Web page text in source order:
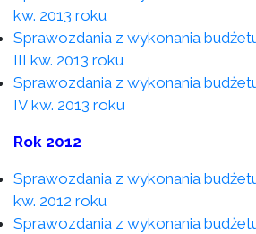
kw. 2013 roku
Sprawozdania z wykonania
III kw. 2013 roku
Sprawozdania z wykonania
IV kw. 2013 roku
Rok 2012
Sprawozdania z wykonania
kw. 2012 roku
Sprawozdania z wykonania